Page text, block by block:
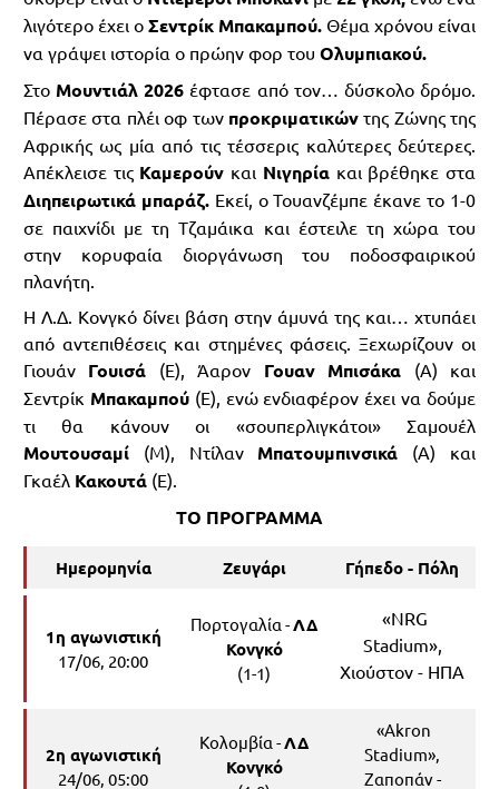
λιγότερο έχει ο Σεντρίκ Μπακαμπού. Θέμα χρόνου είναι
να γράψει ιστορία ο πρώην φορ του Ολυμπιακού.
Στο Μουντιάλ 2026 έφτασε από τον… δύσκολο δρόμο.
Πέρασε στα πλέι οφ των προκριματικώντης Ζώνης της
Αφρικής ως μία από τις τέσσερις καλύτερες δεύτερες.
Απέκλεισε τις Καμερούν και Νιγηρίακαι βρέθηκε στα
Διηπειρωτικά μπαράζ.Εκεί, ο Τουανζέμπε έκανε το 1-0
σε παιχνίδι με τη Τζαμάικα και έστειλε τη χώρα του
στην κορυφαία διοργάνωση του ποδοσφαιρικού
πλανήτη.
Η Λ.Δ. Κονγκό δίνει βάση στην άμυνά της και… χτυπάει
από αντεπιθέσεις και στημένες φάσεις. Ξεχωρίζουν οι
Γιουάν Γουισά (Ε), Άαρον Γουαν Μπισάκα (Α) και
Σεντρίκ Μπακαμπού(Ε), ενώ ενδιαφέρον έχει να δούμε
τι θα κάνουν οι «σουπερλιγκάτοι» Σαμουέλ
Μουτουσαμί (Μ), Ντίλαν Μπατουμπινσικά (Α) και
Γκαέλ Κακουτά (Ε).
ΤΟ ΠΡΟΓΡΑΜΜΑ
Ημερομηνία Ζευγάρι Γήπεδο - Πόλη
1η αγωνιστική
17/06, 20:00
Πορτογαλία -ΛΔ
Κονγκό
(1-1)
«NRG
Stadium»,
Χιούστον - ΗΠΑ
2η αγωνιστική
24/06, 05:00
Κολομβία -ΛΔ
Κονγκό
«Akron
Stadium»,
Ζαποπάν -